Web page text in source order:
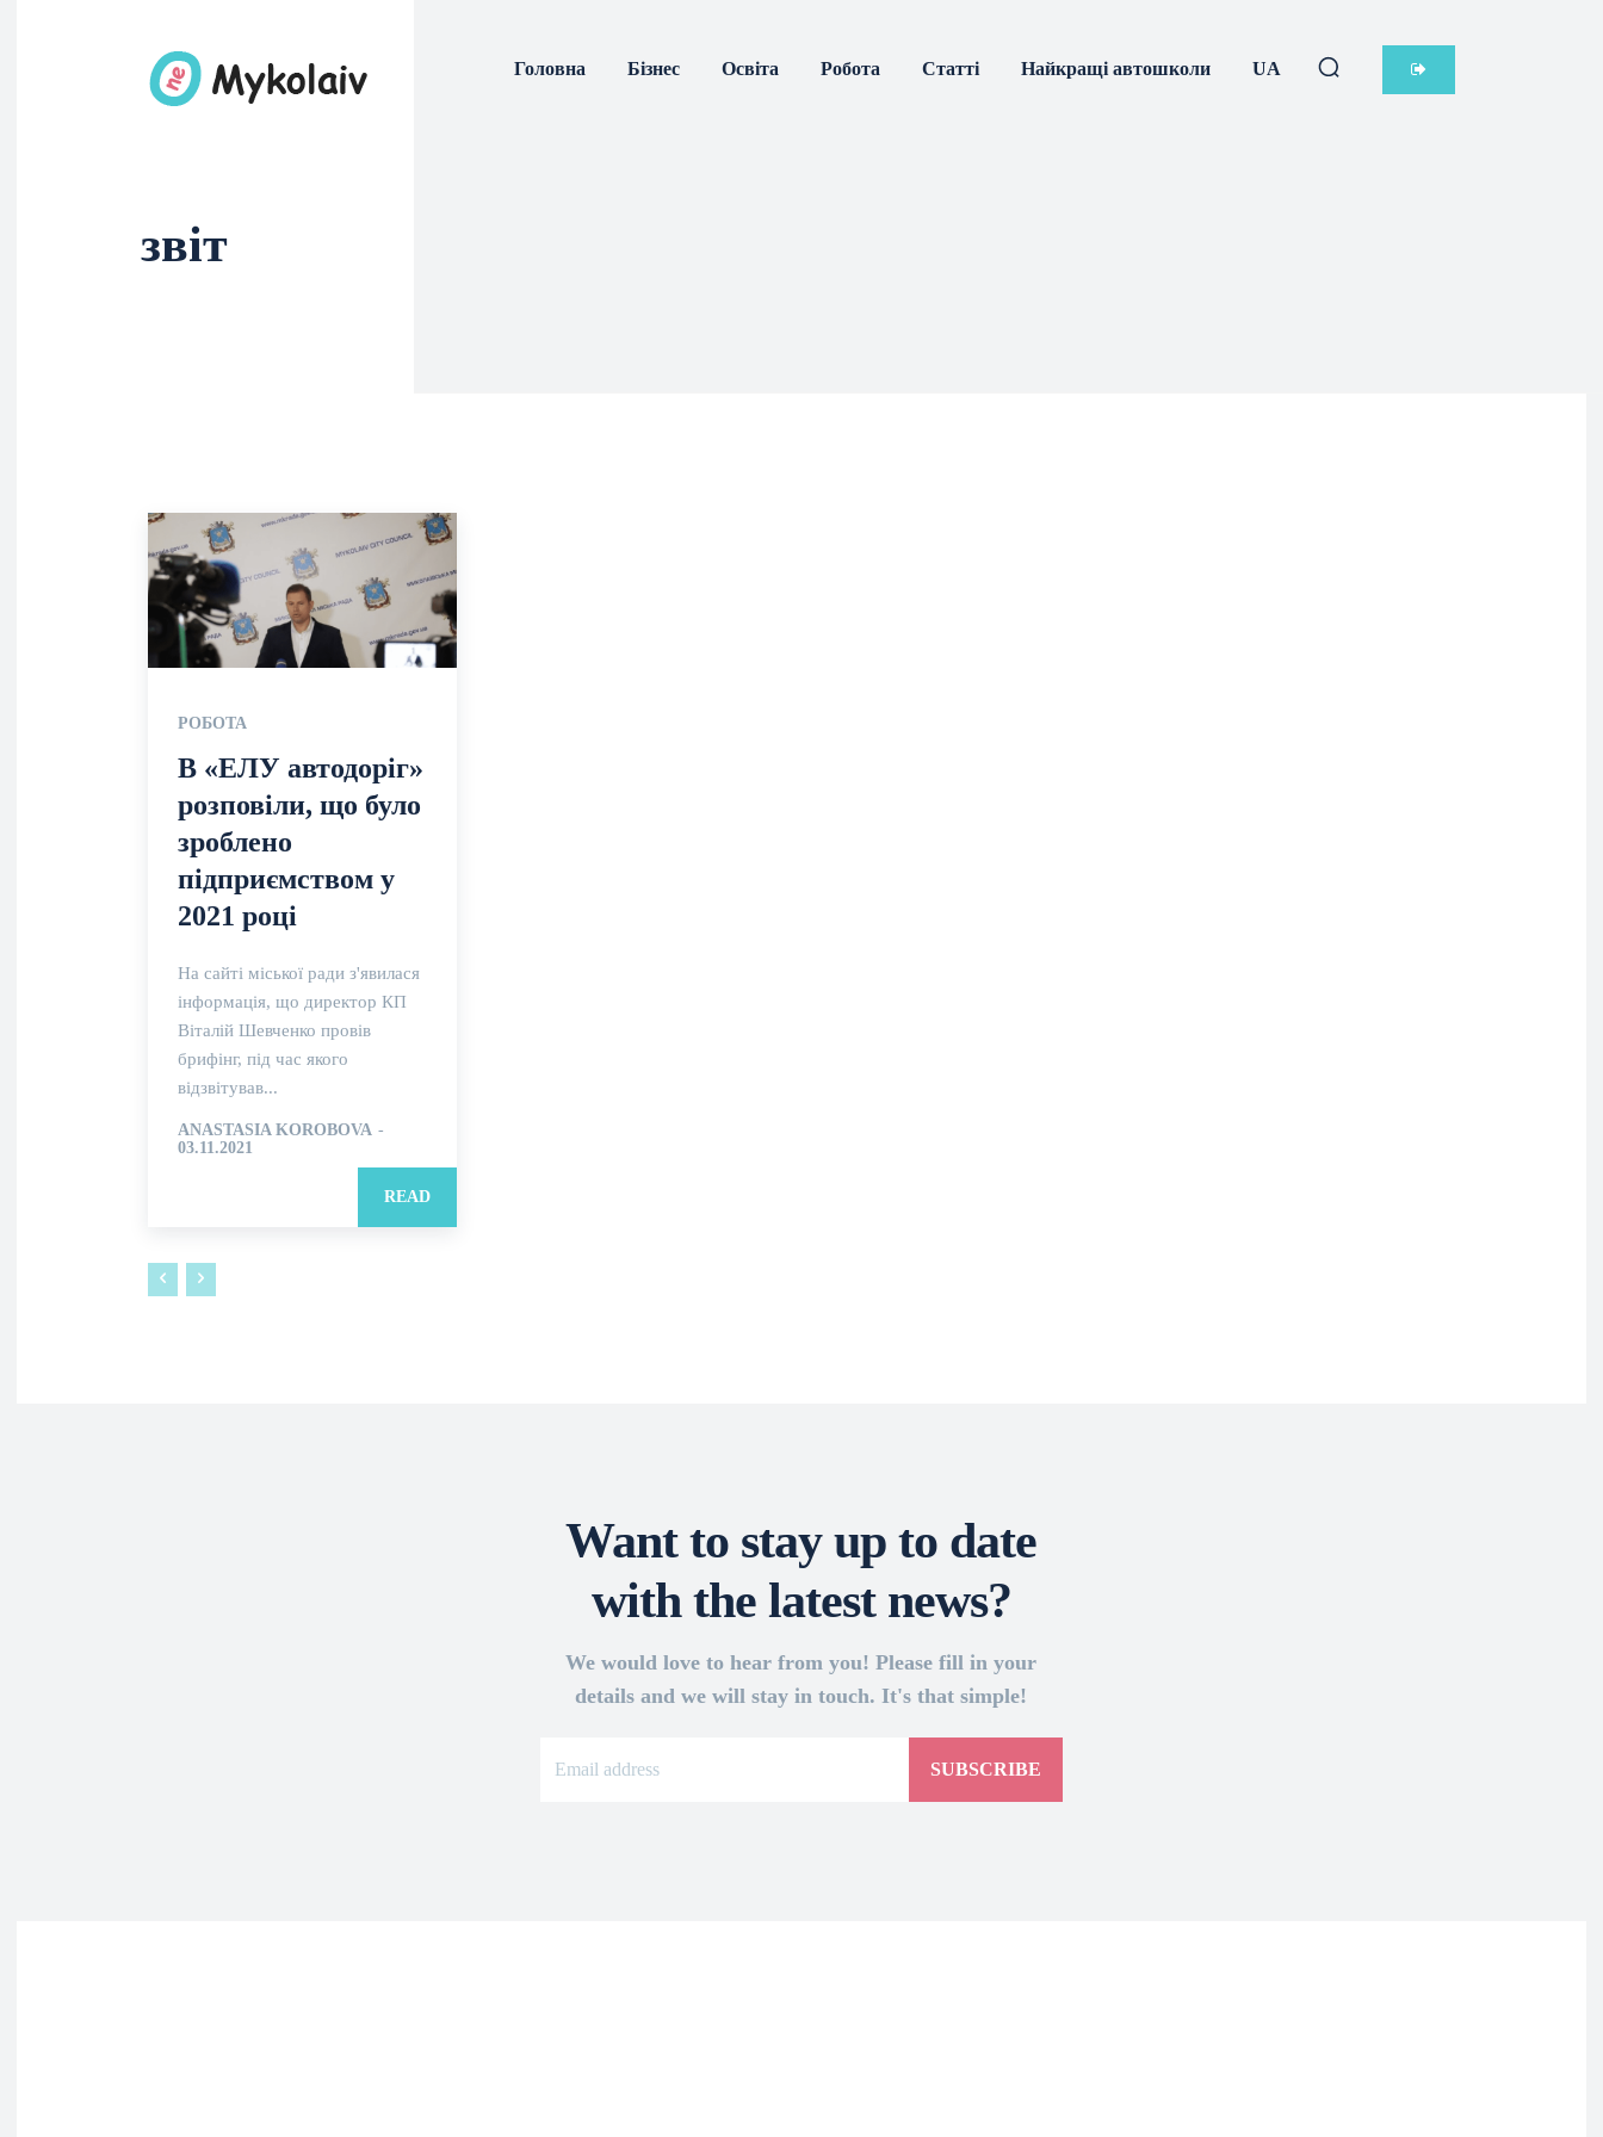
Головна Бізнес Освіта Робота Статті Найкращі автошколи UA
звіт
РОБОТА
В «ЕЛУ автодоріг»
розповіли, що було
зроблено
підприємством у
2021 році
На сайті міської ради з'явилася
інформація, що директор КП
Віталій Шевченко провів
брифінг, під час якого
відзвітував...
ANASTASIA KOROBOVA -
03.11.2021
READ
Want to stay up to date
with the latest news?
We would love to hear from you! Please fill in your
details and we will stay in touch. It's that simple!
SUBSCRIBE